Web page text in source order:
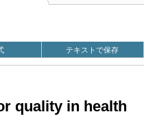
テキストで保存
quality in health